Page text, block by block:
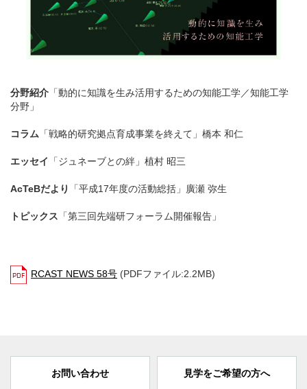
分野紹介 「動的に知識を生み活用するための知能工学／知能工学
分野」
コラム 「戦略的研究拠点育成事業を終えて」橋本 和仁
エッセイ 「ジュネーブとの絆」植村 昭三
AcTeBだより 「平成17年度の活動総括」廣瀬 弥生
トピックス 「第三回先端研フォーラム開催報告」
RCAST NEWS 58号 (PDFファイル:2.2MB)
お問い合わせ 見学をご希望の方へ